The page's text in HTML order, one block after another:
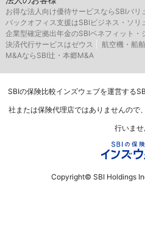
お得な法人向け優待サービスならSBIバリ
バックオフィス支援はSBIビジネス・ソリ
企業型確定拠出年金のSBIベネフィット・
決済代行サービスはゼウス
航空機・船
M&AならSBI辻・本郷M&A
SBIの保険比較インズウェブを運営する
社または保険代理店ではありませんので
行いませ
Copyright© SBI Holdings